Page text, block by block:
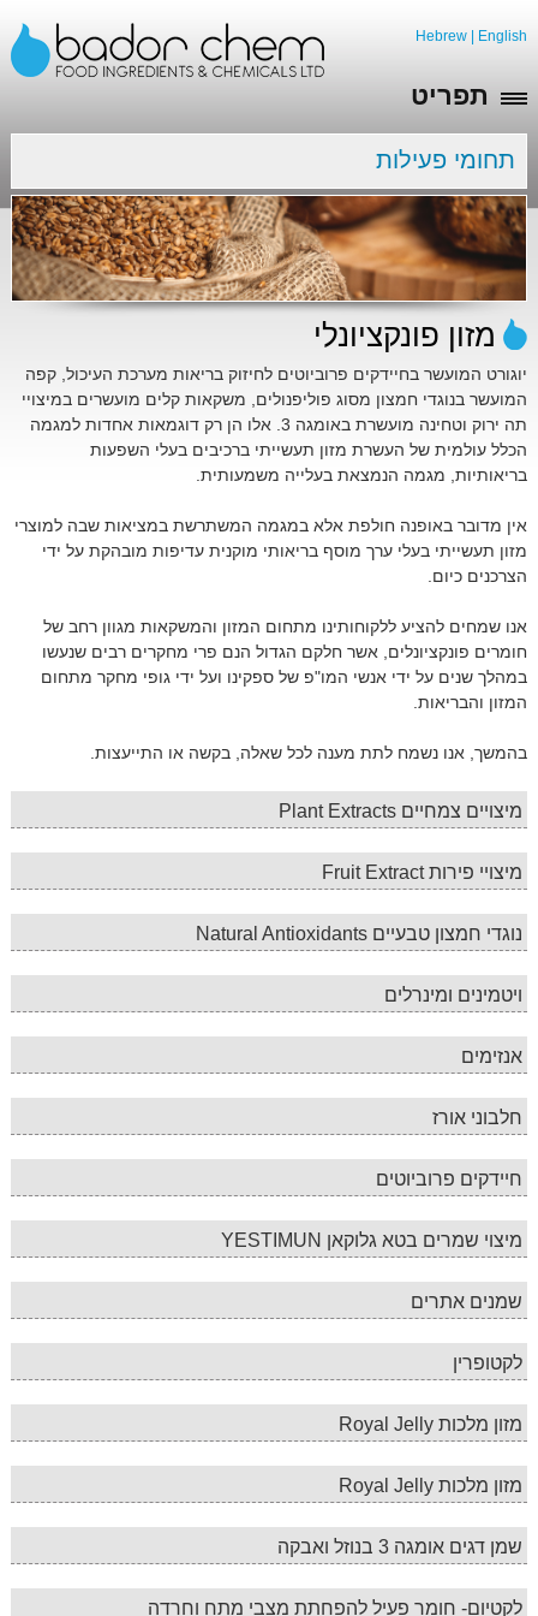
Hebrew English
תפריט
תחומי פעילות
מזון פונקציונלי
יוגורט המועשר בחיידקים פרוביוטים לחיזוק בריאות מערכת העיכול, קפה
המועשר בנוגדי חמצון מסוג פוליפנולים, משקאות קלים מועשרים במיצויי
תה ירוק וטחינה מועשרת באומגה 3. אלו הן רק דוגמאות אחדות למגמה
הכלל עולמית של העשרת מזון תעשייתי ברכיבים בעלי השפעות
בריאותיות, מגמה הנמצאת בעלייה משמעותית.
אין מדובר באופנה חולפת אלא במגמה המשתרשת במציאות שבה למוצרי
מזון תעשייתי בעלי ערך מוסף בריאותי מוקנית עדיפות מובהקת על ידי
הצרכנים כיום.
אנו שמחים להציע ללקוחותינו מתחום המזון והמשקאות מגוון רחב של
חומרים פונקציונלים, אשר חלקם הגדול הנם פרי מחקרים רבים שנעשו
במהלך שנים על ידי אנשי המו"פ של ספקינו ועל ידי גופי מחקר מתחום
המזון והבריאות.
בהמשך, אנו נשמח לתת מענה לכל שאלה, בקשה או התייעצות.
מיצויים צמחיים Plant Extracts
מיצויי פירות Fruit Extract
נוגדי חמצון טבעיים Natural Antioxidants
ויטמינים ומינרלים
אנזימים
חלבוני אורז
חיידקים פרוביוטים
מיצוי שמרים בטא גלוקאן YESTIMUN
שמנים אתרים
לקטופרין
מזון מלכות Royal Jelly
מזון מלכות Royal Jelly
שמן דגים אומגה 3 בנוזל ואבקה
לקטיום- חומר פעיל להפחתת מצבי מתח וחרדה